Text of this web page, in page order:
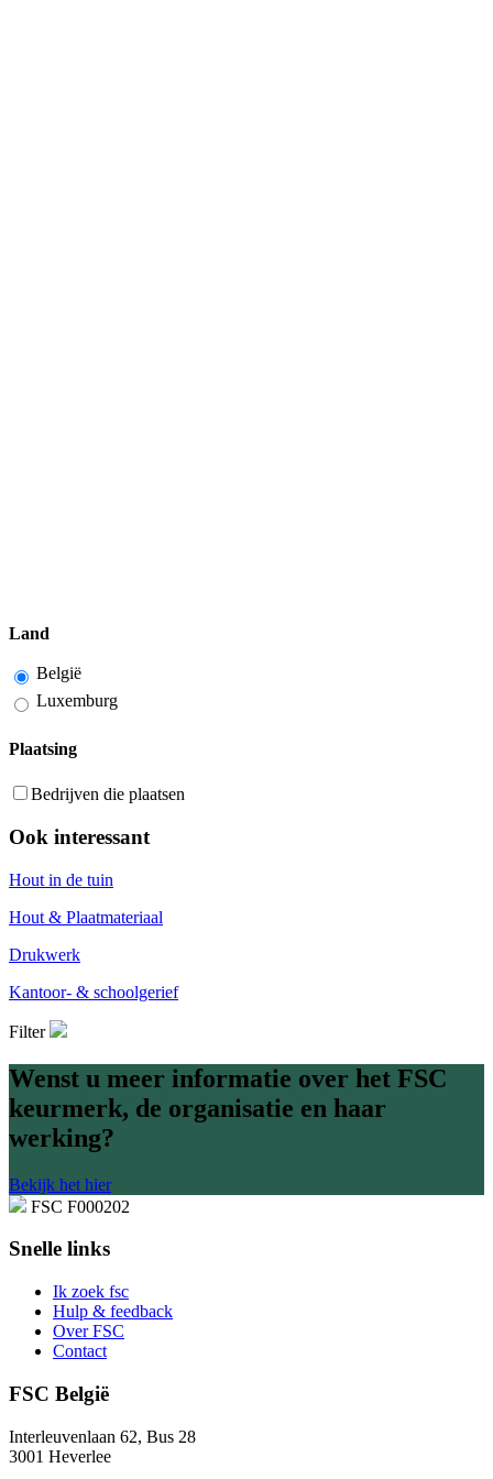
Land
België
Luxemburg
Plaatsing
Bedrijven die plaatsen
Ook interessant
Hout in de tuin
Hout & Plaatmateriaal
Drukwerk
Kantoor- & schoolgerief
Filter
Wenst u meer informatie over het FSC
keurmerk, de organisatie en haar
werking?
Bekijk het hier
FSC F000202
Snelle links
Ik zoek fsc
Hulp & feedback
Over FSC
Contact
FSC België
Interleuvenlaan 62, Bus 28
3001 Heverlee